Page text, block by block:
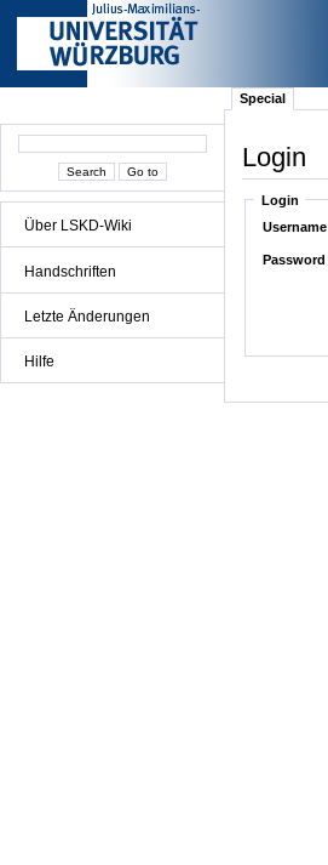
Über LSKD-Wiki
Handschriften
Letzte Änderungen
Hilfe
Special
Login
Login
Username
Password